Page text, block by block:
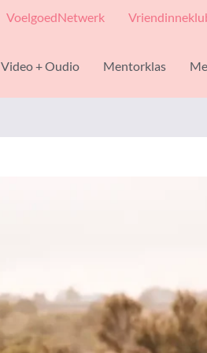
VoelgoedNetwerk
Video + Oudio Mentorklas